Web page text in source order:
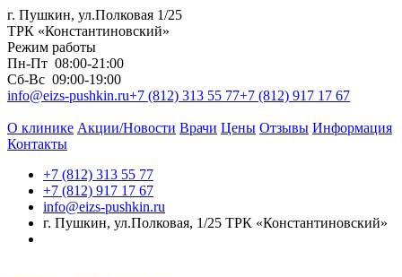
г. Пушкин, ул.Полковая 1/25
ТРК «Константиновский»
Режим работы
Пн-Пт 08:00-21:00
Сб-Вс 09:00-19:00
info@eizs-pushkin.ru+7 (812) 313 55 77+7 (812) 917 17 67
О клинике Акции/Новости Врачи Цены Отзывы Информация
Контакты
+7 (812) 313 55 77
+7 (812) 917 17 67
info@eizs-pushkin.ru
г. Пушкин, ул.Полковая, 1/25 ТРК «Константиновский»